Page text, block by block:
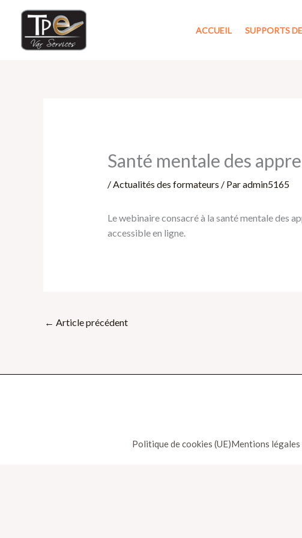
contenu
ACCUEIL SUPPORTS
Santé mentale des
/Actualités des formateurs / Paradmin5165
Le webinaire consacré à la santé mentale des
accessible en ligne.
← Article précédent
Politique de cookies (UE)Mentions légales